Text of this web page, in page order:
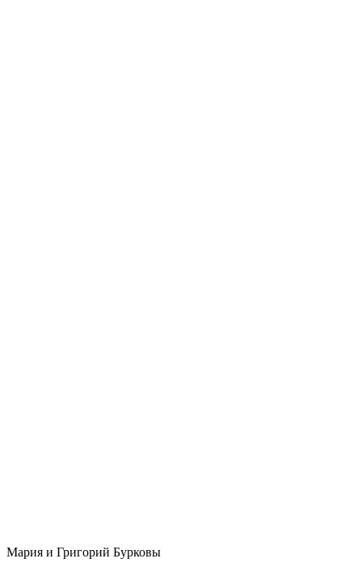
Мария и Григорий Бурковы